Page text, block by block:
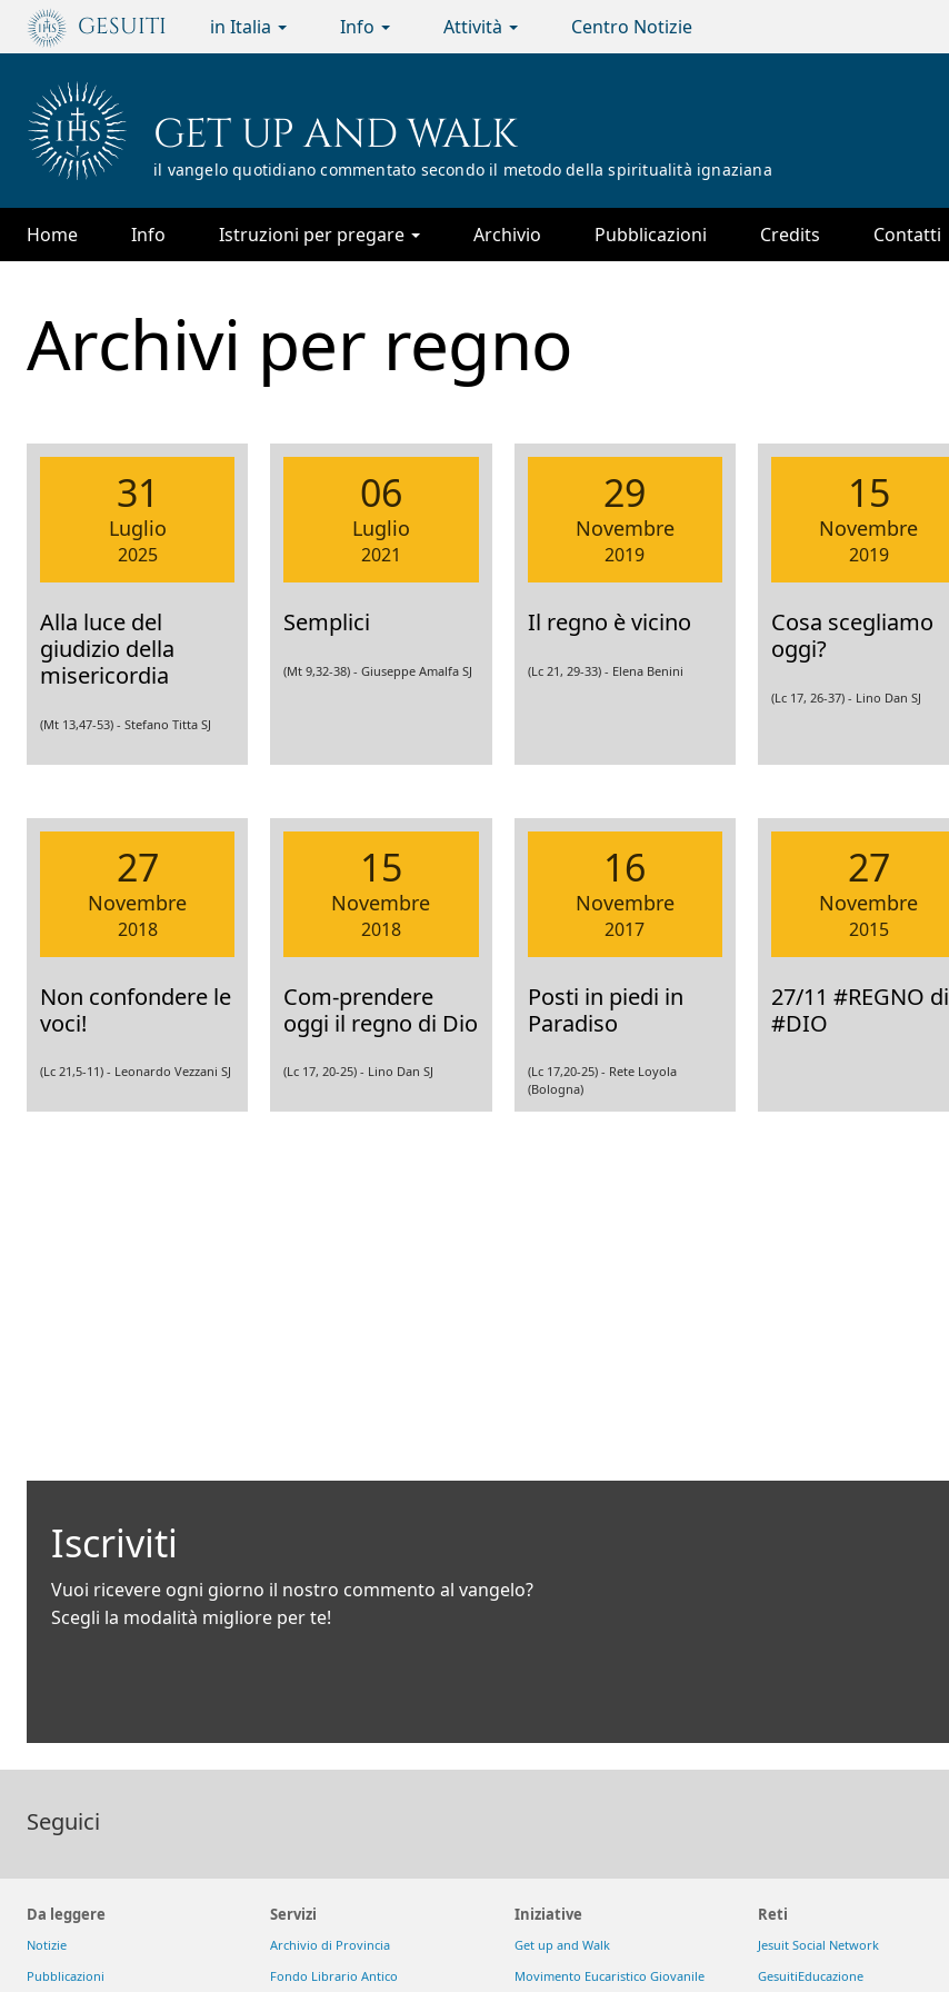
Passa
principale
GESUITI in Italia Info Attività Centro Notizie
GET UP AND WALK
il vangelo quotidiano commentato secondo il metodo della spiritualità ignaziana
Home Info Istruzioni per pregare Archivio Pubblicazioni Credits Contatti
Archivi per regno
31
Luglio
2025
Alla luce del
giudizio della
misericordia
(Mt 13,47-53) - Stefano Titta SJ
06
Luglio
2021
Semplici
(Mt 9,32-38) -Giuseppe Amalfa SJ
29
Novembre
2019
Il regno è vicino
(Lc 21, 29-33) - Elena Benini
15
Novembre
2019
Cosa scegliamo
oggi?
(Lc 17, 26-37) - Lino Dan SJ
27
Novembre
2018
Non confondere le
voci!
(Lc 21,5-11) - Leonardo Vezzani SJ
15
Novembre
2018
Com-prendere
oggi il regno di Dio
(Lc 17, 20-25) - Lino Dan SJ
16
Novembre
2017
Posti in piedi in
Paradiso
(Lc 17,20-25) - Rete Loyola
(Bologna)
27
Novembre
2015
27/11 #REGNO di
#DIO
Iscriviti
Vuoi ricevere ogni giorno il nostro commento al vangelo?
Scegli la modalità migliore per te!
Seguici
Da leggere
Notizie
Pubblicazioni
Servizi
Archivio di Provincia
Fondo Librario Antico
Iniziative
Get up and Walk
Movimento Eucaristico Giovanile
Reti
Jesuit Social Network
GesuitiEducazione